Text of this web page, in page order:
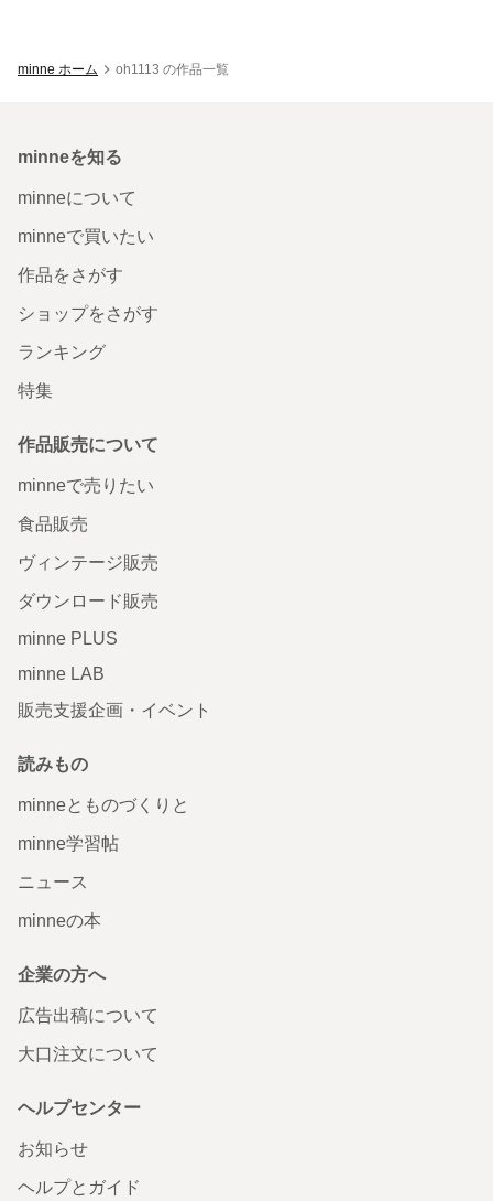
minne ホーム oh1113 の作品一覧
minneを知る
minneについて
minneで買いたい
作品をさがす
ショップをさがす
ランキング
特集
作品販売について
minneで売りたい
食品販売
ヴィンテージ販売
ダウンロード販売
minne PLUS
minne LAB
販売支援企画・イベント
読みもの
minneとものづくりと
minne学習帖
ニュース
minneの本
企業の方へ
広告出稿について
大口注文について
ヘルプセンター
お知らせ
ヘルプとガイド